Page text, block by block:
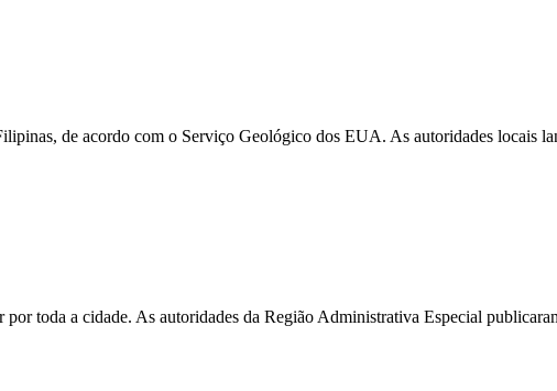
de acordo com o Serviço Geológico dos EUA. As autoridades locais
toda a cidade. As autoridades da Região Administrativa Especial